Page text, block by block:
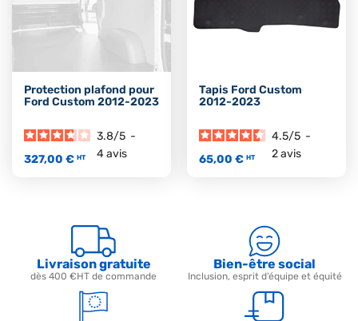
Protection plafond pour
Ford Custom 2012-2023
3.8/5 -
4avis
327,00 € HT
Tapis Ford Custom
2012-2023
4.5/5 -
2avis
65,00 € HT
Livraison gratuite
dès 400 €HT de commande
Bien-être social
Inclusion, esprit d’équipe et équité